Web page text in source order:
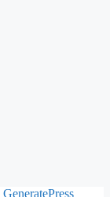
GeneratePress